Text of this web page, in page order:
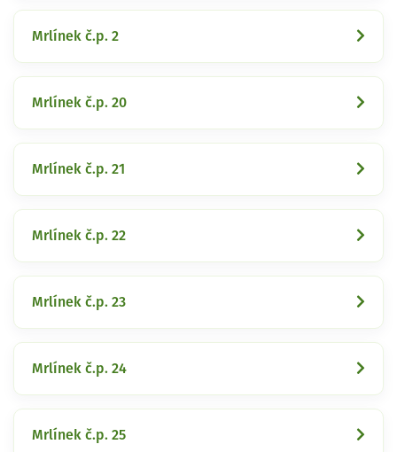
Mrlínek č.p. 2
Mrlínek č.p. 20
Mrlínek č.p. 21
Mrlínek č.p. 22
Mrlínek č.p. 23
Mrlínek č.p. 24
Mrlínek č.p. 25